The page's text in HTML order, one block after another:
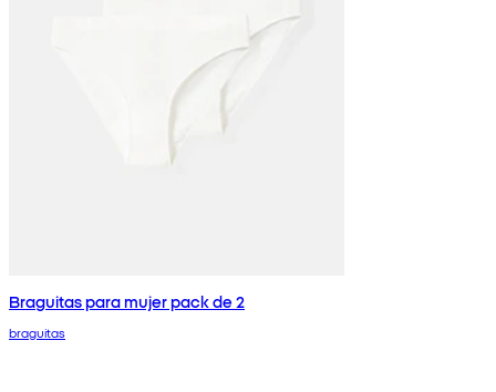
Braguitas para mujer pack de 2
braguitas